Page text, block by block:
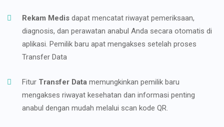
Rekam Medis dapat mencatat riwayat pemeriksaan,
diagnosis, dan perawatan anabul Anda secara otomatis di
aplikasi. Pemilik baru apat mengakses setelah proses
Transfer Data
Fitur Transfer Data memungkinkan pemilik baru
mengakses riwayat kesehatan dan informasi penting
anabul dengan mudah melalui scan kode QR.